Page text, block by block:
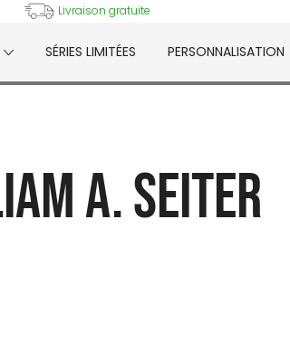
Livraison gratuite
SÉRIES LIMITÉES PERSONNALISATION
A. Seiter